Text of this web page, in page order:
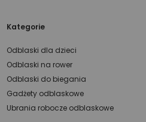
Kategorie
Odblaski dla dzieci
Odblaski na rower
Odblaski do biegania
Gadżety odblaskowe
Ubrania robocze odblaskowe